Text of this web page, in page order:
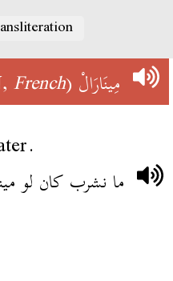
مِينَارَالْ(N,
French
ما نشرب كان لو